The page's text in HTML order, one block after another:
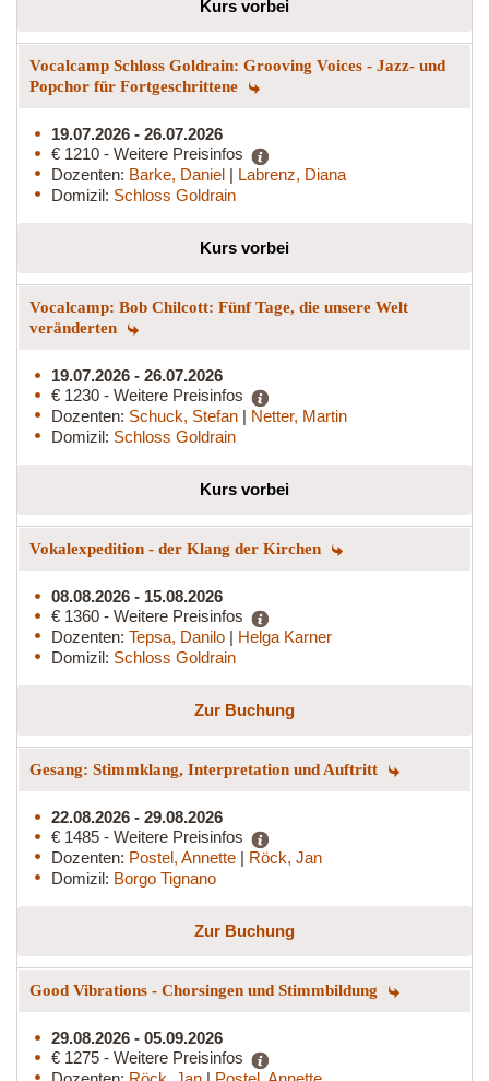
Kurs vorbei
Vocalcamp Schloss Goldrain: Grooving Voices - Jazz- und
Popchor für Fortgeschrittene
19.07.2026 - 26.07.2026
€ 1210 - Weitere Preisinfos
Dozenten: Barke, Daniel | Labrenz, Diana
Domizil: Schloss Goldrain
Kurs vorbei
Vocalcamp: Bob Chilcott: Fünf Tage, die unsere Welt
veränderten
19.07.2026 - 26.07.2026
€ 1230 - Weitere Preisinfos
Dozenten: Schuck, Stefan | Netter, Martin
Domizil: Schloss Goldrain
Kurs vorbei
Vokalexpedition - der Klang der Kirchen
08.08.2026 - 15.08.2026
€ 1360 - Weitere Preisinfos
Dozenten: Tepsa, Danilo | Helga Karner
Domizil: Schloss Goldrain
Zur Buchung
Gesang: Stimmklang, Interpretation und Auftritt
22.08.2026 - 29.08.2026
€ 1485 - Weitere Preisinfos
Dozenten: Postel, Annette | Röck, Jan
Domizil: Borgo Tignano
Zur Buchung
Good Vibrations - Chorsingen und Stimmbildung
29.08.2026 - 05.09.2026
€ 1275 - Weitere Preisinfos